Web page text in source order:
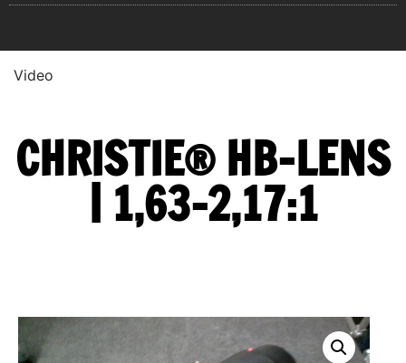
Video
CHRISTIE® HB-LENS
| 1,63-2,17:1